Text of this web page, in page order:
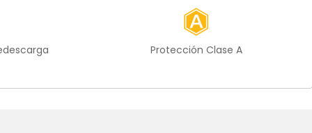
Protección Clase A